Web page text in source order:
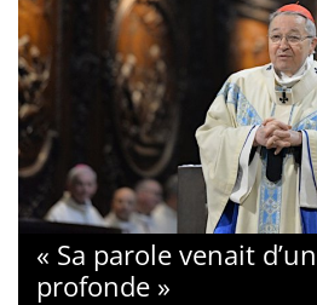
« Sa parole venait
profonde »